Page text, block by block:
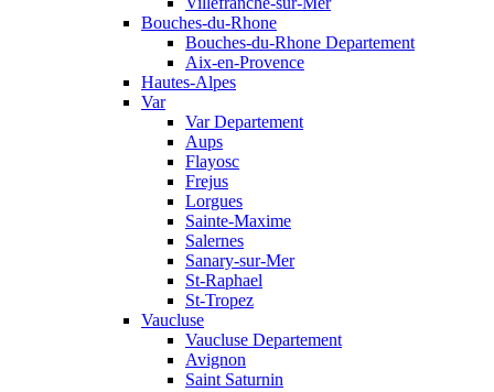
Bouches-du-Rhone
Bouches-du-Rhone Departement
Aix-en-Provence
Hautes-Alpes
Var
Var Departement
Aups
Flayosc
Frejus
Lorgues
Sainte-Maxime
Salernes
Sanary-sur-Mer
St-Raphael
St-Tropez
Vaucluse
Vaucluse Departement
Avignon
Saint Saturnin